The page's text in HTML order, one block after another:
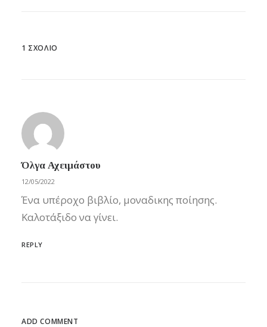
1 ΣΧΌΛΙΟ
Όλγα Αχειμάστου
12/05/2022
Ένα υπέροχο βιβλίο, μοναδικης ποίησης.
Καλοτάξιδο να γίνει.
REPLY
ADD COMMENT